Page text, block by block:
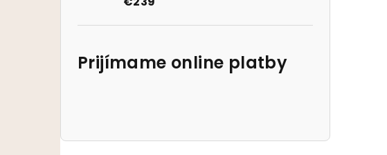
Prijímame online platby